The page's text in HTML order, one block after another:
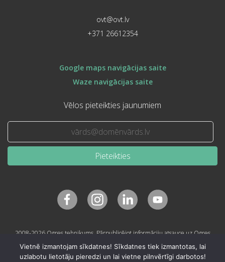
ovt@ovt.lv
+371 26612354
Google maps navigācijas saite
Waze navigācijas saite
Vēlos pieteikties jaunumiem
Pieteikties
2008-2026 Ogres tehnikums. Pārpublicējot informāciju atsauce uz Ogres
Vietnē izmantojam sīkdatnes! Sīkdatnes tiek izmantotas, lai
uzlabotu lietotāju pieredzi un lai vietne pilnvērtīgi darbotos!